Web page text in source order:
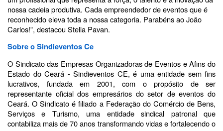
nossa cadeia produtiva. Cada empreendedor de eventos que é
reconhecido eleva toda a nossa categoria. Parabéns ao João
Carlos!”, destacou Stella Pavan.
Sobre o Sindieventos Ce
O Sindicato das Empresas Organizadoras de Eventos e Afins do
Estado do Ceará - Sindieventos CE, é uma entidade sem fins
lucrativos, fundada em 2001, com o propósito de ser
representante oficial dos empresários do setor de eventos do
Ceará. O Sindicato é filiado a Federação do Comércio de Bens,
Serviços e Turismo, uma entidade sindical patronal que
contabiliza mais de 70 anos transformando vidas e fortalecendo o